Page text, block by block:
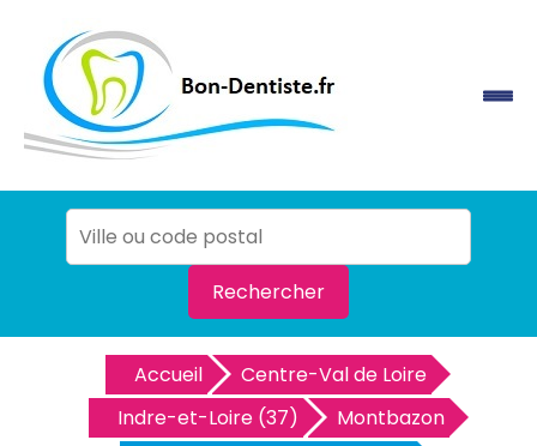
Rechercher
Accueil
Centre-Val de Loire
Indre-et-Loire (37)
Montbazon